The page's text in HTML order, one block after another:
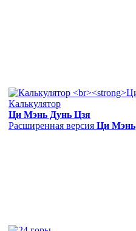
Калькулятор
Ци Мэнь Дунь Цзя
Расширенная версия Ци Мэнь